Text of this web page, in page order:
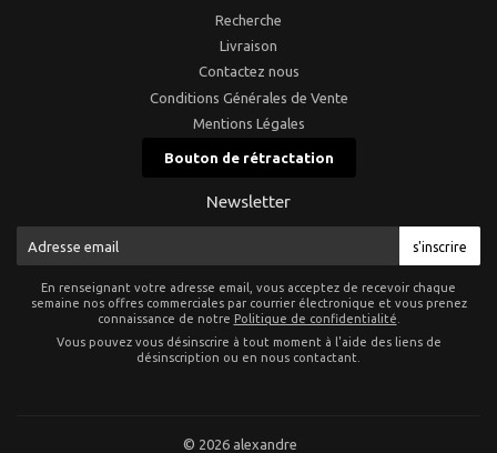
Recherche
Livraison
Contactez nous
Conditions Générales de Vente
Mentions Légales
Bouton de rétractation
Newsletter
s'inscrire
En renseignant votre adresse email, vous acceptez de recevoir chaque
semaine nos offres commerciales par courrier électronique et vous prenez
connaissance de notre Politique de confidentialité
Vous pouvez vous désinscrire à tout moment à l'aide des liens de
désinscription ou en nous contactant.
© 2026 alexandre